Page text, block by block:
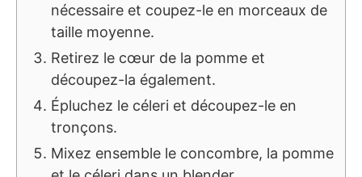
nécessaire et coupez-le en morceaux de
taille moyenne.
Retirez le cœur de la pomme et
découpez-la également.
Épluchez le céleri et découpez-le en
tronçons.
Mixez ensemble le concombre, la pomme